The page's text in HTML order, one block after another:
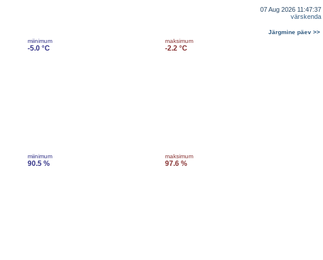
07 Aug 2026 11:47:37
värskenda
Järgmine päev >>
miinimum
-5.0 °C
maksimum
-2.2 °C
miinimum
90.5 %
maksimum
97.6 %